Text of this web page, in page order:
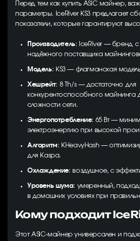
Перед тем как купить ASIC майнер,
параметры. IceRiver KS3 предлагает
показатели, которые гарантируют
Производитель: IceRiver — бренд с
надёжного поставщика
Модель: KS3 — флагманская
Хешрейт: 8 Th/s — достаточно для
конкурентоспособного майнинга
сложности сети.
Энергопотребление: 65 Вт —
электроэнергию при высокой
Алгоритм: KHeavyHash —
для Kaspa.
Охлаждение: воздушное, с
Уровень шума: умеренный,
в домашних условиях при
Кому подходит
Этот ASIC-майнер универсален и